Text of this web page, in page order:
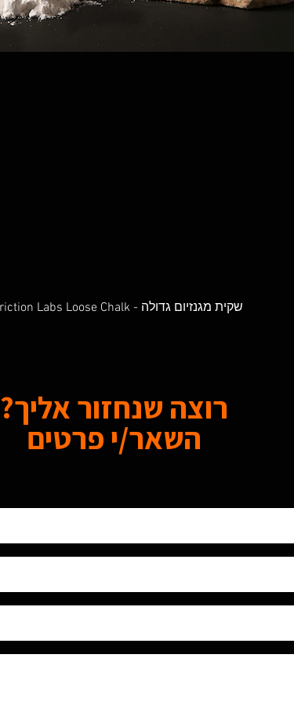
Quick ViewFriction Labs Loose Chalk - שקית מגנזיום גדולה
רוצה שנחזור אליך?
השאר/י פרטים